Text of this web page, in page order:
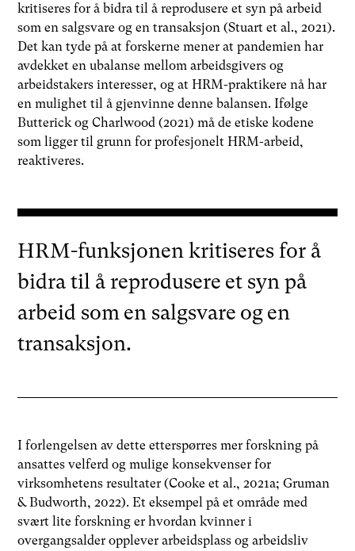
kritiseres for å bidra til å reprodusere et syn på arbeid
som en salgsvare og en transaksjon (Stuart et al., 2021).
Det kan tyde på at forskerne mener at pandemien har
avdekket en ubalanse mellom arbeidsgivers og
arbeidstakers interesser, og at HRM-praktikere nå har
en mulighet til å gjenvinne denne balansen. Ifølge
Butterick og Charlwood (2021) må de etiske kodene
som ligger til grunn for profesjonelt HRM-arbeid,
reaktiveres.
HRM-funksjonen kritiseres for å
bidra til å reprodusere et syn på
arbeid som en salgsvare og en
transaksjon.
I forlengelsen av dette etterspørres mer forskning på
ansattes velferd og mulige konsekvenser for
virksomhetens resultater (Cooke et al., 2021a; Gruman
& Budworth, 2022). Et eksempel på et område med
svært lite forskning er hvordan kvinner i
overgangsalder opplever arbeidsplass og arbeidsliv